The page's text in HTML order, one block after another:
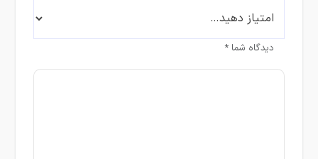
دیدگاه شما*